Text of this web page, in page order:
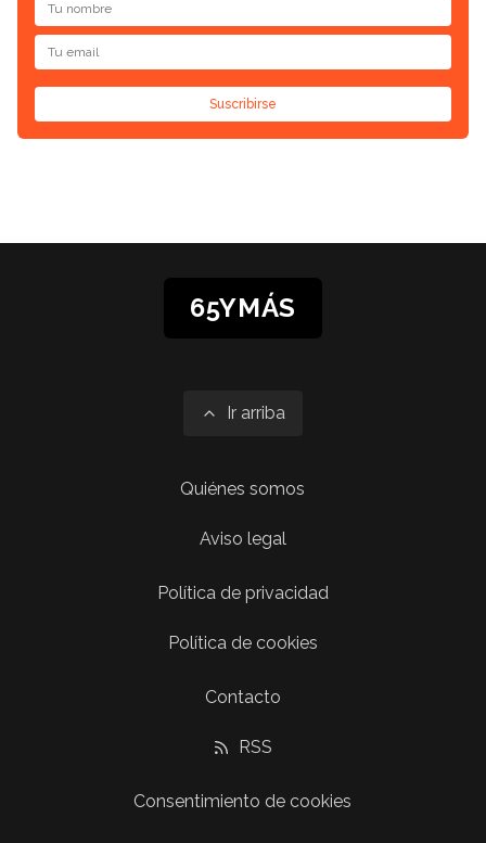
Suscribirse
65YMÁS
Ir arriba
Quiénes somos
Aviso legal
Política de privacidad
Política de cookies
Contacto
RSS
Consentimiento de cookies